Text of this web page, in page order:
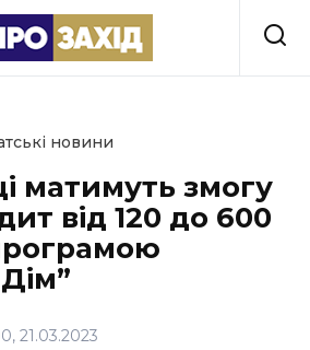
новини
матимуть змогу
від 120 до 600
21.03.2023